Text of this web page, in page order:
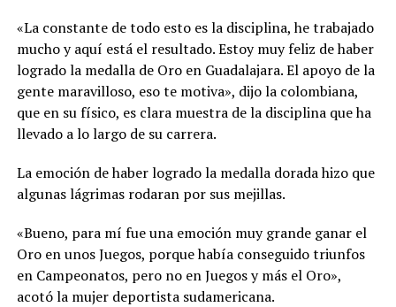
«La constante de todo esto es la disciplina, he trabajado
mucho y aquí está el resultado. Estoy muy feliz de haber
logrado la medalla de Oro en Guadalajara. El apoyo de la
gente maravilloso, eso te motiva», dijo la colombiana,
que en su físico, es clara muestra de la disciplina que ha
llevado a lo largo de su carrera.
La emoción de haber logrado la medalla dorada hizo que
algunas lágrimas rodaran por sus mejillas.
«Bueno, para mí fue una emoción muy grande ganar el
Oro en unos Juegos, porque había conseguido triunfos
en Campeonatos, pero no en Juegos y más el Oro»,
acotó la mujer deportista sudamericana.